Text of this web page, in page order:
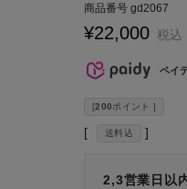
商品番号 gd2067
¥22,000 税込
ペイ
[200ポイント ]
送料込
2,3営業日以